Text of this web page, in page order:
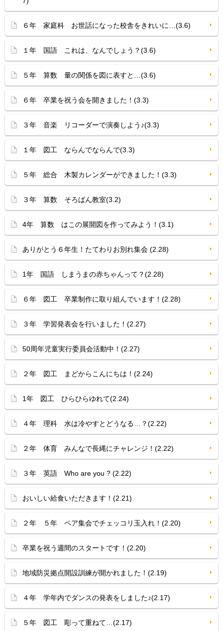
６年 家庭科 お世話になった校舎をきれいに…(3.6)
１年 国語 これは、なんでしょう？(3.6)
５年 算数 量の関係を図に表すと…(3.6)
６年 卒業を祝う会を開きました！(3.3)
３年 音楽 リコーダーで演奏しよう♪(3.3)
１年 図工 ならんでならんで(3.3)
５年 総合 木製カレンダーができました！(3.3)
３年 算数 そろばん教室(3.2)
4年 算数 はこの展開図を作ってみよう！(3.1)
ありがとう６年生！たてわりお別れ集会 (2.28)
1年 国語 しまうまの赤ちゃんって？(2.28)
６年 図工 卒業制作に取り組んでいます！(2.28)
３年 学習発表会を行いました！(2.27)
50周年児童実行委員会活動中！(2.27)
２年 図工 まどからこんにちは！(2.24)
1年 図工 ひらひらゆれて(2.24)
４年 理科 水は冷やすとどうなる…？(2.22)
２年 体育 みんなで長縄にチャレンジ！(2.22)
３年 英語 Who are you ? (2.22)
おいしい給食いただきます！(2.21)
２年 ５年 ペア集会でチェッコリ玉入れ！(2.20)
卒業を祝う週間のスタートです！(2.20)
地域防災拠点開設訓練が開かれました！(2.19)
４年 学年内でダンスの発表をしました♪(2.17)
５年 図工 彫って重ねて…(2.17)